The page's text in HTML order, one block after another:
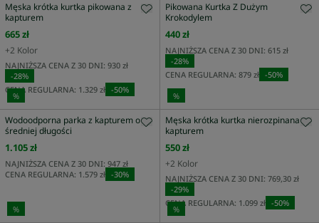
Męska krótka kurtka pikowana z
kapturem
665 zł
+2 Kolor
NAJNIŻSZA CENA Z 30 DNI: 930 zł
-28%
CENA REGULARNA: 1.329 zł -50%
Pikowana Kurtka Z Dużym
Krokodylem
440 zł
NAJNIŻSZA CENA Z 30 DNI: 615 zł
-28%
CENA REGULARNA: 879 zł -50%
%
Wodoodporna parka z kapturem o
średniej długości
1.105 zł
NAJNIŻSZA CENA Z 30 DNI: 947 zł
CENA REGULARNA: 1.579 zł -30%
%
Męska krótka kurtka nierozpinana z
kapturem
550 zł
+2 Kolor
NAJNIŻSZA CENA Z 30 DNI: 769,30 zł
-29%
CENA REGULARNA: 1.099 zł -50%
% %